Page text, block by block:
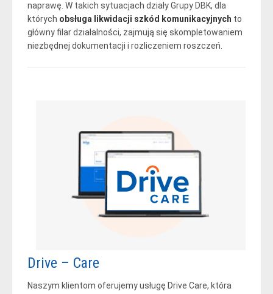
naprawę. W takich sytuacjach działy Grupy DBK, dla
których obsługa likwidacji szkód komunikacyjnych to
główny filar działalności, zajmują się skompletowaniem
niezbędnej dokumentacji i rozliczeniem roszczeń.
Drive – Care
Naszym klientom oferujemy usługę Drive Care, która